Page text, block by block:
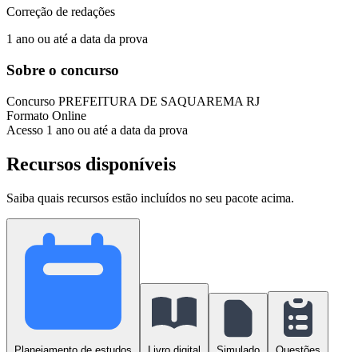
Correção de redações
1 ano ou até a data da prova
Sobre o concurso
Concurso PREFEITURA DE SAQUAREMA RJ
Formato Online
Acesso 1 ano ou até a data da prova
Recursos disponíveis
Saiba quais recursos estão incluídos no seu pacote acima.
Planejamento de estudos Livro digital Simulado Questões